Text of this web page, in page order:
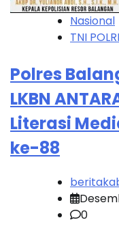
Nasional
TNI POLRI
Polres
LKBN
Literasi
ke-88
0